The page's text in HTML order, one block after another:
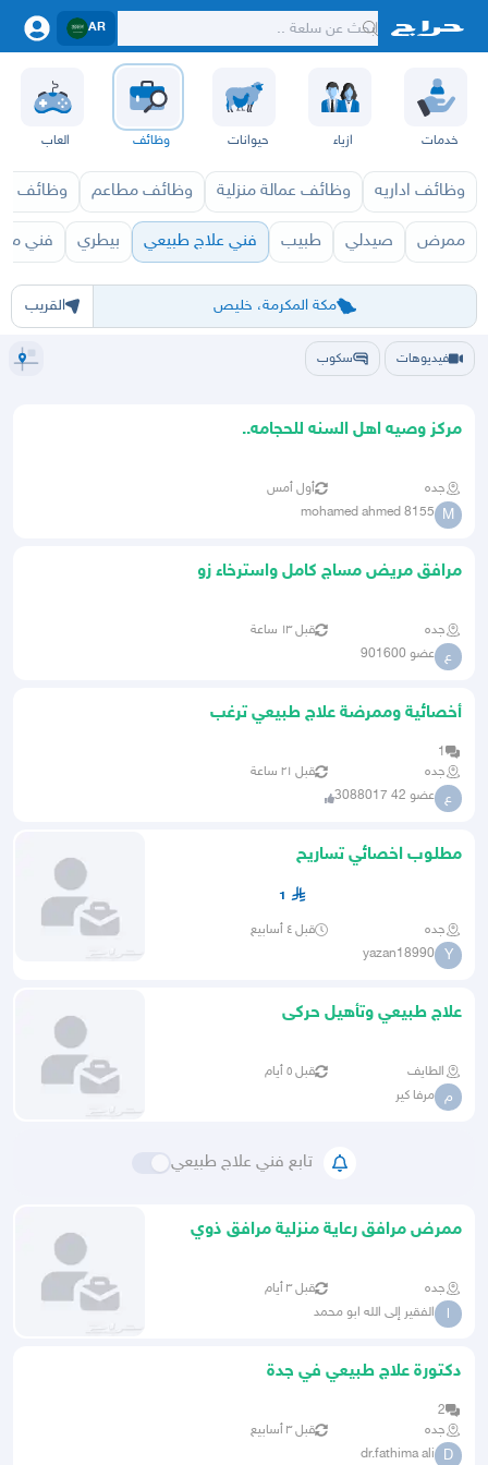
AR
خدمات ازياء حيوانات وظائف العاب
وظائف اداريه وظائف عمالة منزلية وظائف مطاعم وظائف
ممرض صيدلي طبيب فني علاج طبيعي بيطري فني
مكة المكرمة، خليص
الرياض ينبع حفر الباطن أبها عسير الباحة
القريب
فيديوهات سكوب
مركز وصيه اهل السنه للحجامه..
جده أول أمس
M
mohamed ahmed 8155
مرافق مريض مساج كامل واسترخاء زو
جده قبل ١٣ ساعة
ع عضو 901600
أخصائية وممرضة علاج طبيعي ترغب
1
جده
قبل ٢١ ساعة
ع عضو 42 3088017
مطلوب اخصائي تساريح
1
جده قبل ٤ أسابيع
Y
yazan18990
علاج طبيعي وتأهيل حركى
الطايف قبل ٥ أيام
م مرفا كير
تابع فني علاج طبيعي
ممرض مرافق رعاية منزلية مرافق ذوي
جده قبل ٣ أيام
ا الفقير إلى الله ابو محمد
دكتورة علاج طبيعي في جدة
2
جده
قبل ٣ أسابيع
D
dr.fathima ali